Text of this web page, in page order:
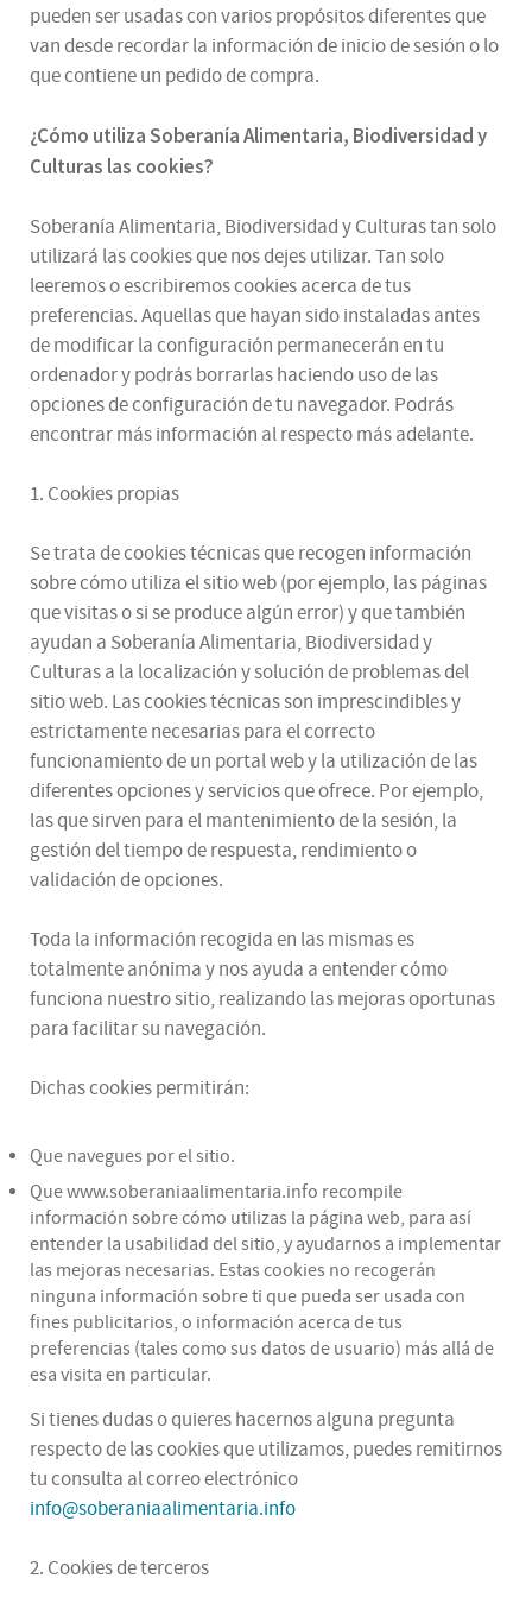
pueden ser usadas con varios propósitos diferentes que
van desde recordar la información de inicio de sesión o lo
que contiene un pedido de compra.
¿Cómo utilizaSoberanía Alimentaria, Biodiversidad y
Culturas las cookies?
Soberanía Alimentaria, Biodiversidad y Culturas tan solo
utilizará las cookies que nos dejes utilizar. Tan solo
leeremos o escribiremos cookies acerca de tus
preferencias. Aquellas que hayan sido instaladas antes
de modificar la configuración permanecerán en tu
ordenador y podrás borrarlas haciendo uso de las
opciones de configuración de tu navegador. Podrás
encontrar más información al respecto más adelante.
1. Cookies propias
Se trata de cookies técnicas que recogen información
sobre cómo utiliza el sitio web (por ejemplo, las páginas
que visitas o si se produce algún error) y que también
ayudan a Soberanía Alimentaria, Biodiversidad y
Culturas a la localización y solución de problemas del
sitio web. Las cookies técnicas son imprescindibles y
estrictamente necesarias para el correcto
funcionamiento de un portal web y la utilización de las
diferentes opciones y servicios que ofrece. Por ejemplo,
las que sirven para el mantenimiento de la sesión, la
gestión del tiempo de respuesta, rendimiento o
validación de opciones.
Toda la información recogida en las mismas es
totalmente anónima y nos ayuda a entender cómo
funciona nuestro sitio, realizando las mejoras oportunas
para facilitar su navegación.
Dichas cookies permitirán:
Que navegues por el sitio.
Que www.soberaniaalimentaria.info recompile
información sobre cómo utilizas la página web, para así
entender la usabilidad del sitio, y ayudarnos a implementar
las mejoras necesarias. Estas cookies no recogerán
ninguna información sobre ti que pueda ser usada con
fines publicitarios, o información acerca de tus
preferencias (tales como sus datos de usuario) más allá de
esa visita en particular.
Si tienes dudas o quieres hacernos alguna pregunta
respecto de las cookies que utilizamos, puedes remitirnos
tu consulta al correo electrónico
info@soberaniaalimentaria.info
2. Cookies de terceros